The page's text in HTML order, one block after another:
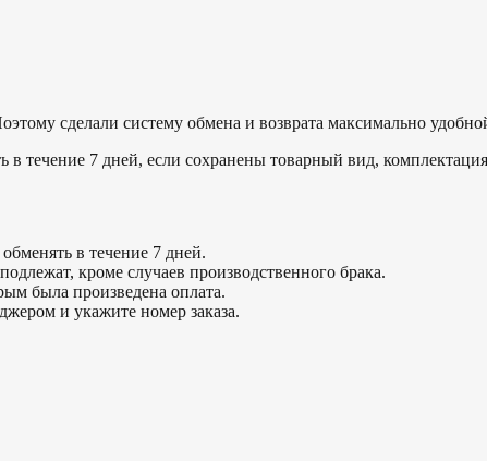
сделали систему обмена и возврата максимально
в течение 7 дней, если сохранены товарный вид,
в течение 7 дней.
кроме случаев производственного брака.
была произведена оплата.
и укажите номер заказа.